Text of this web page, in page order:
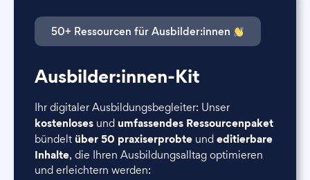
50+ Ressourcen für Ausbilder:innen
Ausbilder:innen-Kit
Ihr digitaler Ausbildungsbegleiter: Unser
kostenloses und umfassendes Ressourcenpaket
bündelt über 50 praxiserprobte undeditierbare
Inhalte, die Ihren Ausbildungsalltag optimieren
und erleichtern werden: